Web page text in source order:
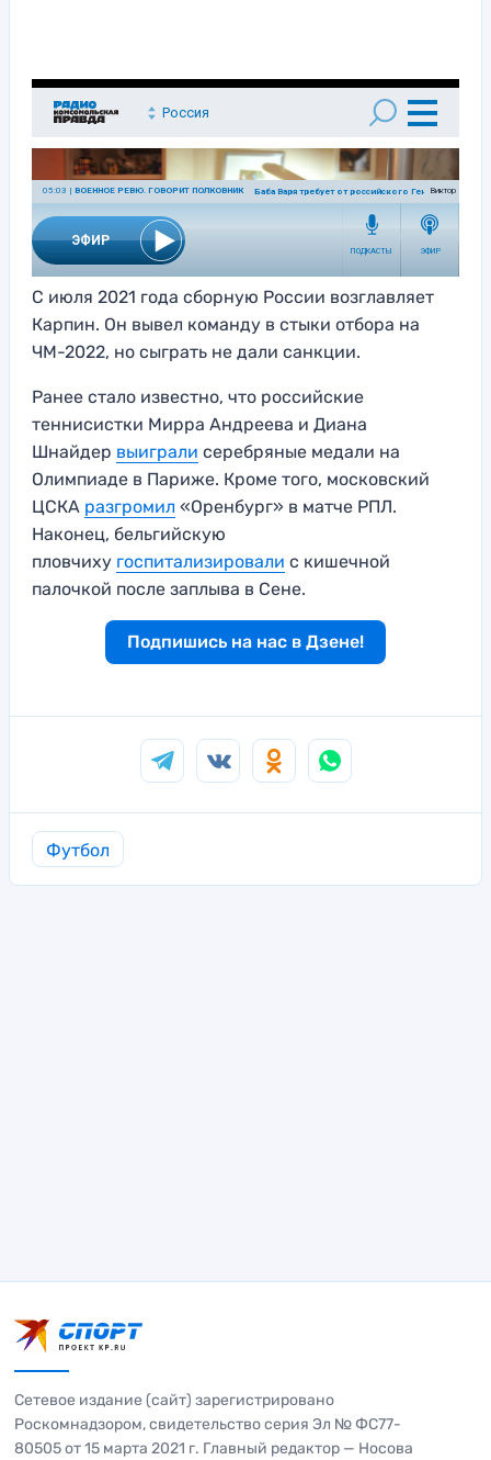
С июля 2021 года сборную России возглавляет
Карпин. Он вывел команду в стыки отбора на
ЧМ-2022, но сыграть не дали санкции.
Ранее стало известно, что российские
теннисистки Мирра Андреева и Диана
Шнайдер выиграли серебряные медали на
Олимпиаде в Париже. Кроме того, московский
ЦСКА разгромил «Оренбург» в матче РПЛ.
Наконец, бельгийскую
пловчиху госпитализировали с кишечной
палочкой после заплыва в Сене.
Подпишись на нас в Дзене!
Футбол
Сетевое издание (сайт) зарегистрировано
Роскомнадзором, свидетельство серия Эл № ФС77-
80505 от 15 марта 2021 г. Главный редактор — Носова